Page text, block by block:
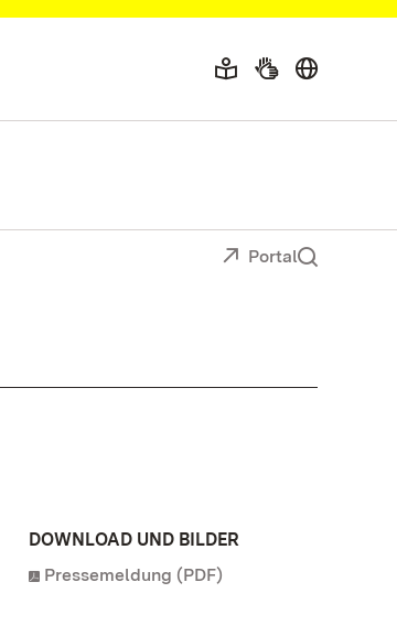
Portal
DOWNLOAD UND BILDER
Pressemeldung (PDF)